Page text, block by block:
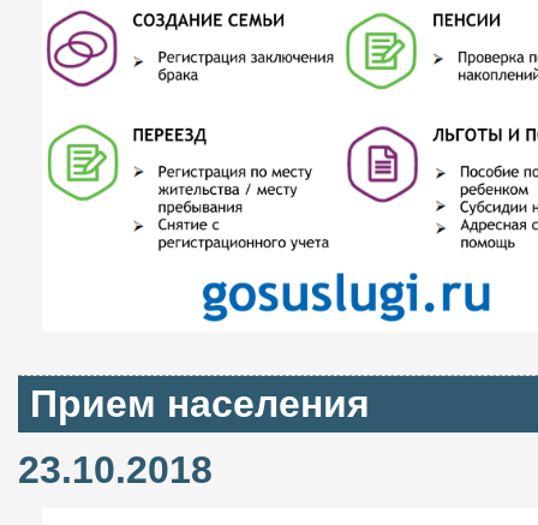
Прием населения
23.10.2018